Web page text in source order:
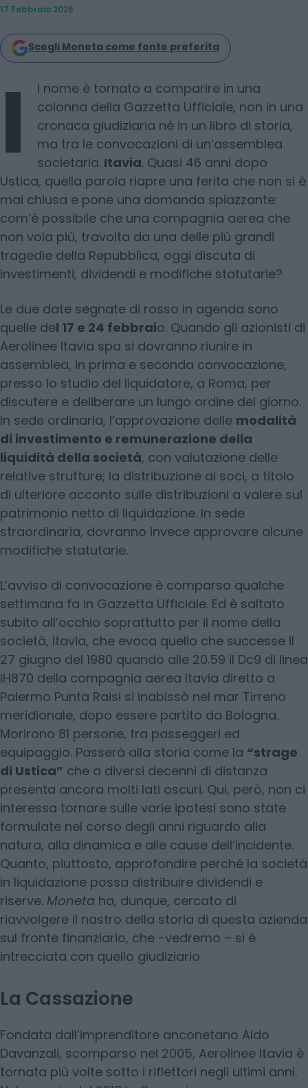
17 Febbraio 2026
Scegli Moneta come fonte preferita
I
l nome è tornato a comparire in una
colonna della Gazzetta Ufficiale, non in una
cronaca giudiziaria né in un libro di storia,
ma tra le convocazioni di un’assemblea
societaria. Itavia. Quasi 46 anni dopo
Ustica, quella parola riapre una ferita che non si è
mai chiusa e pone una domanda spiazzante:
com’è possibile che una compagnia aerea che
non vola più, travolta da una delle più grandi
tragedie della Repubblica, oggi discuta di
investimenti, dividendi e modifiche statutarie?
Le due date segnate di rosso in agenda sono
quelle del 17 e 24 febbraio. Quando gli azionisti di
Aerolinee Itavia spa si dovranno riunire in
assemblea, in prima e seconda convocazione,
presso lo studio del liquidatore, a Roma, per
discutere e deliberare un lungo ordine del giorno.
In sede ordinaria, l’approvazione delle modalità
di investimento e remunerazione della
liquidità della società, con valutazione delle
relative strutture; la distribuzione ai soci, a titolo
di ulteriore acconto sulle distribuzioni a valere sul
patrimonio netto di liquidazione. In sede
straordinaria, dovranno invece approvare alcune
modifiche statutarie.
L’avviso di convocazione è comparso qualche
settimana fa in Gazzetta Ufficiale. Ed è saltato
subito all’occhio soprattutto per il nome della
società, Itavia, che evoca quello che successe il
27 giugno del 1980 quando alle 20.59 il Dc9 di linea
IH870 della compagnia aerea Itavia diretto a
Palermo Punta Raisi si inabissò nel mar Tirreno
meridionale, dopo essere partito da Bologna.
Morirono 81 persone, tra passeggeri ed
equipaggio. Passerà alla storia come la “strage
di Ustica” che a diversi decenni di distanza
presenta ancora molti lati oscuri. Qui, però, non ci
interessa tornare sulle varie ipotesi sono state
formulate nel corso degli anni riguardo alla
natura, alla dinamica e alle cause dell’incidente.
Quanto, piuttosto, approfondire perché la società
in liquidazione possa distribuire dividendi e
riserve. Moneta ha, dunque, cercato di
riavvolgere il nastro della storia di questa azienda
sul fronte finanziario, che -vedremo – si è
intrecciata con quello giudiziario.
La Cassazione
Fondata dall’imprenditore anconetano Aldo
Davanzali, scomparso nel 2005, Aerolinee Itavia è
tornata più volte sotto i riflettori negli ultimi anni.